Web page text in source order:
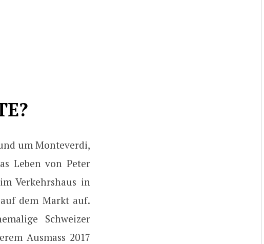
um Monteverdi,
Leben von Peter
Verkehrshaus in
dem Markt auf.
Schweizer
Ausmass 2017